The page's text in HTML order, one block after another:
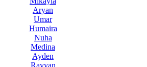
Aryan
Umar
Humaira
Nuha
Medina
Ayden
Rayyan